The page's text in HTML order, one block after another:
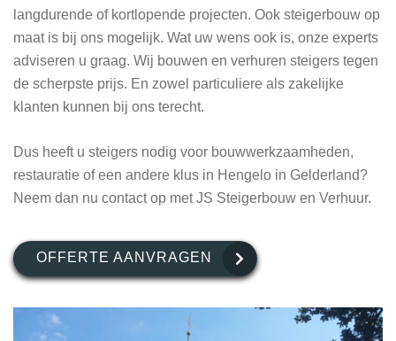
langdurende of kortlopende projecten. Ook steigerbouw op
maat is bij ons mogelijk. Wat uw wens ook is, onze experts
adviseren u graag. Wij bouwen en verhuren steigers tegen
de scherpste prijs. En zowel particuliere als zakelijke
klanten kunnen bij ons terecht.
Dus heeft u steigers nodig voor bouwwerkzaamheden,
restauratie of een andere klus in Hengelo in Gelderland?
Neem dan nu contact op met JS Steigerbouw en Verhuur.
OFFERTE AANVRAGEN